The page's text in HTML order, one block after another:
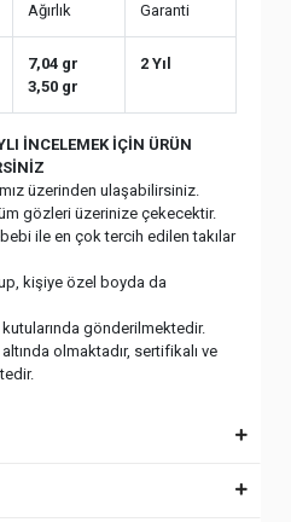
Ağırlık Garanti
7,04 gr
3,50 gr
2 Yıl
İNCELEMEK İÇİN ÜRÜN
üzerinden ulaşabilirsiniz.
gözleri üzerinize çekecektir.
ile en çok tercih edilen takılar
kişiye özel boyda da
gönderilmektedir.
olmaktadır, sertifikalı ve